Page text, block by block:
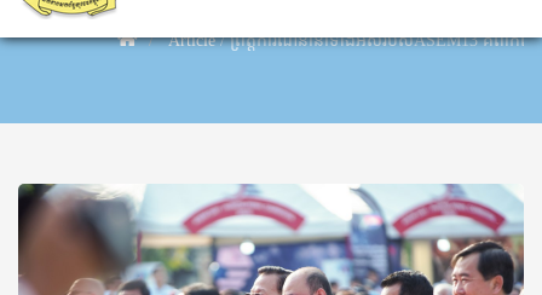
Article /ព្រឹត្តិការណ៍នានាទាំងអស់របស់ASEM13 គឺពាក់